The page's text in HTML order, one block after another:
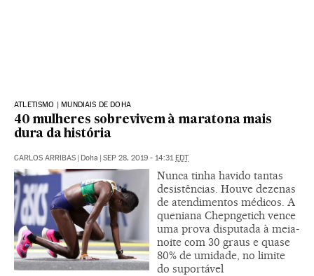
ATLETISMO | MUNDIAIS DE DOHA
40 mulheres sobrevivem à maratona mais
dura da história
CARLOS ARRIBAS | Doha | SEP 28, 2019 - 14:31EDT
Nunca tinha havido tantas
desistências. Houve dezenas
de atendimentos médicos. A
queniana Chepngetich vence
uma prova disputada à meia-
noite com 30 graus e quase
80% de umidade, no limite
do suportável